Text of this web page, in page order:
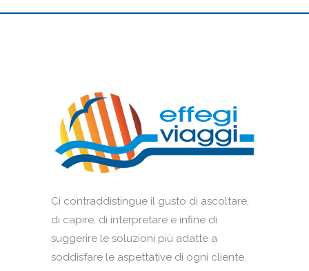
Ci contraddistingue il gusto di ascoltare,
di capire, di interpretare e infine di
suggerire le soluzioni più adatte a
soddisfare le aspettative di ogni cliente.